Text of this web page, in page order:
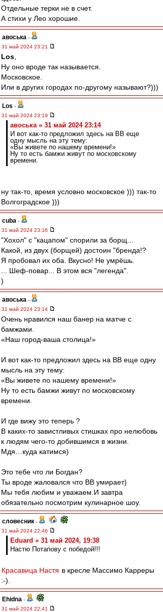
Отдельные терки не в счет.
А стихи у Лео хорошие.
авоська -
31 май 2024 23:21
Los
Ну оно вроде так называется.
Московское.
Или в других городах по-другому называют?)))
Los -
31 май 2024 23:19
авоська » 31 май 2024 23:14
И вот как-то предложил здесь на ВВ еще
одну мысль на эту тему:
«Вы живете по нашему времени!»
Ну то есть бамжи живут по московскому
времени.
ну так-то, время условно московское ))) так-то
Волгоградское )))
cuba -
31 май 2024 23:16
"Хохол" с "кацапом" спорили за борщ...
Какой, из двух (борщей) достоин "бренда!?
Я пробовал их оба. Вкусно! Не умрёшь.
... Шеф-повар... В этом вся "легенда".
)
авоська -
31 май 2024 23:14
Очень нравился наш банер на матче с
бамжами.
«Наш город-ваша столица!»
И вот как-то предложил здесь на ВВ еще одну
мысль на эту тему:
«Вы живете по нашему времени!»
Ну то есть бамжи живут по московскому
времени.
И где вижу это теперь ?
В каких-то завистливых стишках про нелюбовь
к людям чего-то добившимся в жизни.
Мдя…куда катимся)
Это тебе что ли Богдан?
Ты вроде жаловался что ВВ умирает)
Мы тебя любим и уважаем.И завтра
обязательно посмотрим кулинарное шоу.
словесник -
31 май 2024 22:46
Eduard » 31 май 2024, 19:38
Настю Потапову с победой!!!
Красавица Настя в кресле Массимо Карреры
:-).
Ehidna -
31 май 2024 22:41